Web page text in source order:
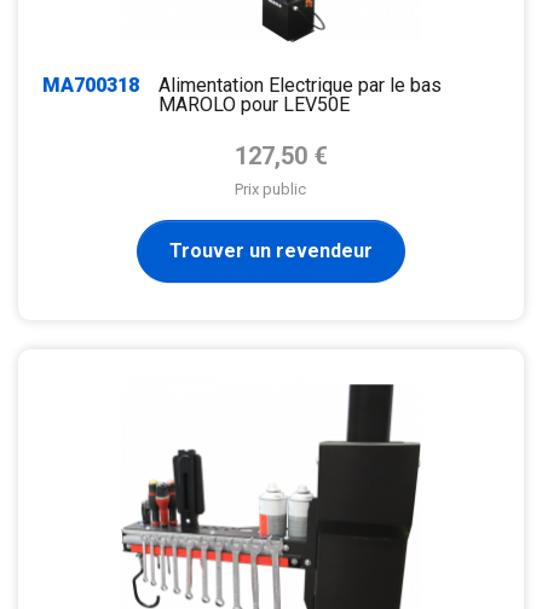
MA700318
Alimentation Electrique par le bas
MAROLO pour LEV50E
Prix de base
127,50 €
Prix public
Trouver un revendeur